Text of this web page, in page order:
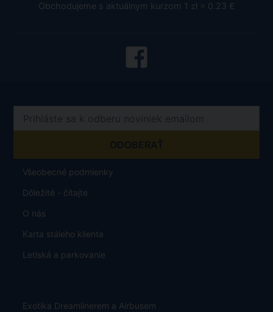
Obchodujeme s aktuálnym kurzom 1 zł = 0.23 €
Všeobecné podmienky
Dôležité - čítajte
O nás
Karta stáleho klienta
Letiská a parkovanie
Exotika Dreamlinerem a Airbusem